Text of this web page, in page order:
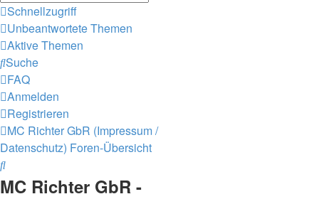
Schnellzugriff
Unbeantwortete Themen
Aktive Themen
Suche
FAQ
Anmelden
Registrieren
MC Richter GbR (Impressum /
Datenschutz) Foren-Übersicht
Suche
MC Richter GbR -